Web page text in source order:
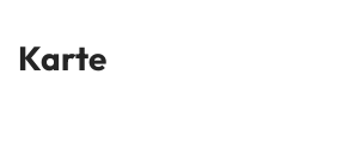
Karte